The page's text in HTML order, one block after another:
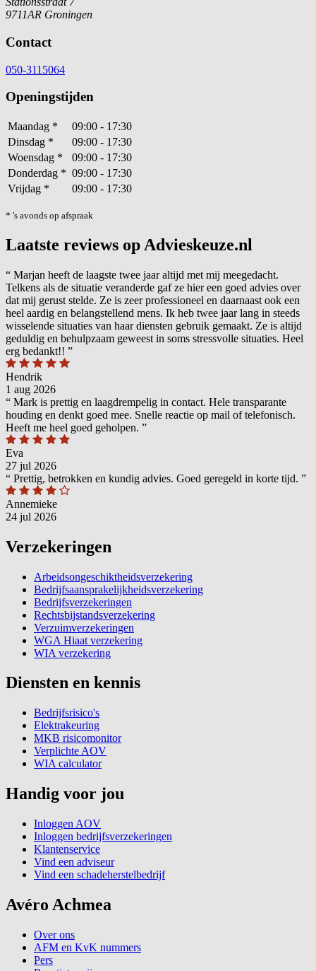
9711AR Groningen
Contact
050-3115064
Openingstijden
Maandag *
09:00 - 17:30
Dinsdag *
09:00 - 17:30
Woensdag *
09:00 - 17:30
Donderdag * 09:00 - 17:30
Vrijdag * 09:00 - 17:30
* 's avonds op afspraak
Laatste reviews op Advieskeuze.nl
“ Marjan heeft de laagste twee jaar altijd met mij meegedacht.
Telkens als de situatie veranderde gaf ze hier een goed advies over
dat mij gerust stelde. Ze is zeer professioneel en daarnaast ook een
heel aardig en belangstellend mens. Ik heb twee jaar lang in steeds
wisselende situaties van haar diensten gebruik gemaakt. Ze is altijd
geduldig en behulpzaam geweest in soms stressvolle situaties. Heel
erg bedankt!! ”
Hendrik
1 aug 2026
“ Mark is prettig en laagdrempelig in contact. Hele transparante
houding en denkt goed mee. Snelle reactie op mail of telefonisch.
Heeft me heel goed geholpen. ”
Eva
27 jul 2026
“ Prettig, betrokken en kundig advies. Goed geregeld in korte tijd. ”
Annemieke
24 jul 2026
Verzekeringen
Arbeidsongeschiktheidsverzekering
Bedrijfsaansprakelijkheidsverzekering
Bedrijfsverzekeringen
Rechtsbijstandsverzekering
Verzuimverzekeringen
WGA Hiaat verzekering
WIA verzekering
Diensten en kennis
Bedrijfsrisico's
Elektrakeuring
MKB risicomonitor
Verplichte AOV
WIA calculator
Handig voor jou
Inloggen AOV
Inloggen bedrijfsverzekeringen
Klantenservice
Vind een adviseur
Vind een schadeherstelbedrijf
Avéro Achmea
Over ons
AFM en KvK nummers
Pers